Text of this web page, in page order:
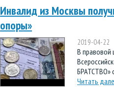
Инвалид из Москвы
опоры»
2019-04-22
В правовой
БРАТСТВО»
Читать